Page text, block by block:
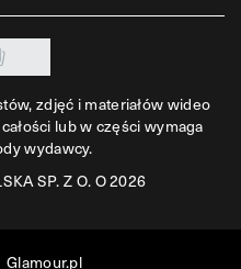
zdjęć i materiałów wideo
lub w części wymaga
wydawcy.
SP. Z O. O 2026
Glamour.pl